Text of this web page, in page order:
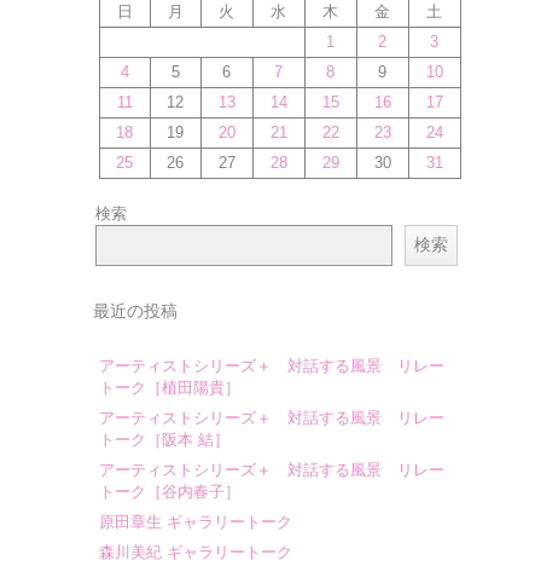
日
月 火 水 木 金
土
1
2
3
4
5 6 7 8 9
10
11
12 13 14 15 16
17
18
19 20 21 22 23
24
25
26 27 28 29 30 31
検索
検索
最近の投稿
アーティストシリーズ＋ 対話する風景 リレー
トーク［植田陽貴］
アーティストシリーズ＋ 対話する風景 リレー
トーク［阪本 結］
アーティストシリーズ＋ 対話する風景 リレー
トーク［谷内春子］
原田章生 ギャラリートーク
森川美紀 ギャラリートーク